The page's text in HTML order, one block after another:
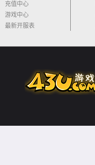
充值中心
游戏中心
最新开服表